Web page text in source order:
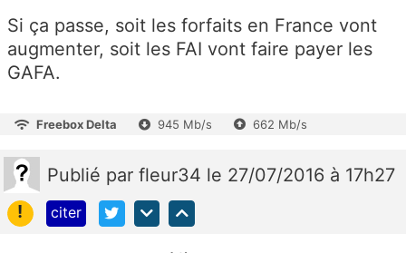
Si ça passe, soit les forfaits en France vont
augmenter, soit les FAI vont faire payer les
GAFA.
Freebox Delta 945 Mb/s 662 Mb/s
Publié par fleur34 le 27/07/2016 à 17h27
!
citer